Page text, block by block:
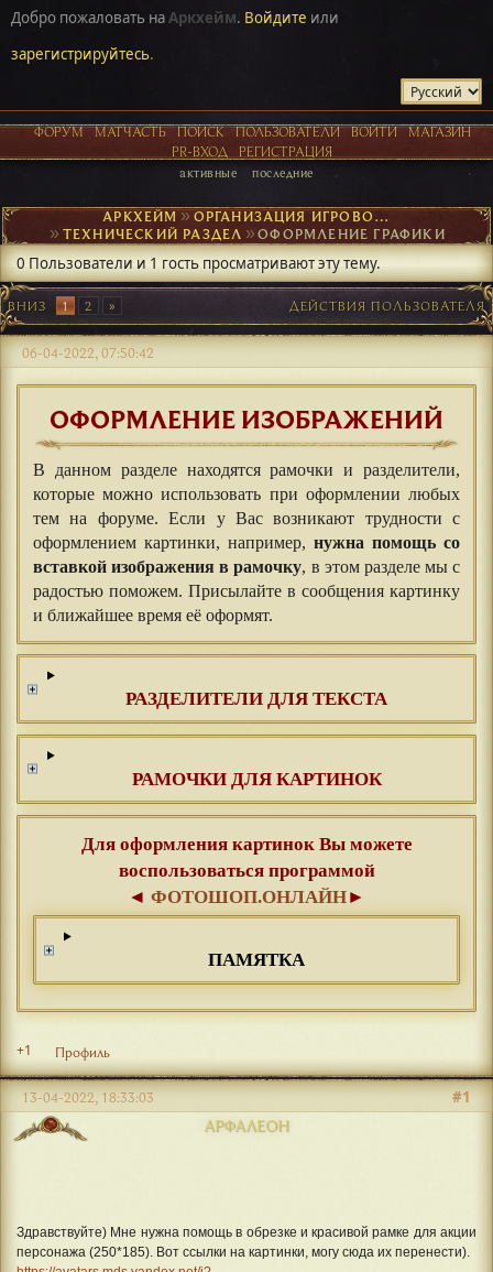
Добро пожаловать наАркхейм. Войдите или
зарегистрируйтесь.
ФОРУМ МАТЧАСТЬ ПОИСК ПОЛЬЗОВАТЕЛИ ВОЙТИ
МАГАЗИН
PR-ВХОД
РЕГИСТРАЦИЯ
активные последние
АРКХЕЙМ► ОРГАНИЗАЦИЯ ИГРОВОГО ПРОЦЕССА
►ТЕХНИЧЕСКИЙ РАЗДЕЛ ►ОФОРМЛЕНИЕ ГРАФИКИ
0 Пользователи и 1 гость просматривают эту тему.
ВНИЗ 1 2 ДЕЙСТВИЯ ПОЛЬЗОВАТЕЛЯ
06-04-2022, 07:50:42
ОФОРМЛЕНИЕ ИЗОБРАЖЕНИЙ
В данном разделе находятся рамочки и разделители,
которые можно использовать при оформлении любых
тем на форуме. Если у Вас возникают трудности с
оформлением картинки, например, нужна помощь со
вставкой изображения в рамочку, в этом разделе мы с
радостью поможем. Присылайте в сообщения картинку
и ближайшее время её оформят.
РАЗДЕЛИТЕЛИ ДЛЯ ТЕКСТА
РАМОЧКИ ДЛЯ КАРТИНОК
Для оформления картинок Вы можете
воспользоваться программой
◄ ФОТОШОП.ОНЛАЙН►
ПАМЯТКА
+1 Профиль
АРФАЛЕОН
#1
13-04-2022, 18:33:03
Здравствуйте) Мне нужна помощь в обрезке и красивой рамке для акции
персонажа (250*185). Вот ссылки на картинки, могу сюда их перенести).